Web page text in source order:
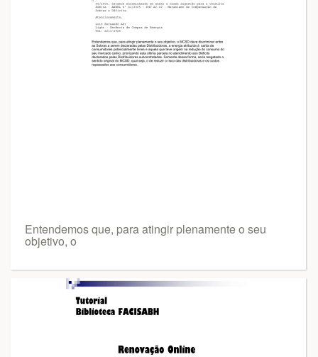
Entendemos que, para atingir plenamente o seu
objetivo, o